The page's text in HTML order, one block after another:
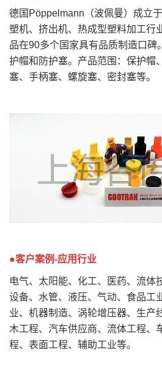
德国 Pöppelmann（波佩曼） 成立于
塑机、挤出机、热成型塑料加工行
品在90多个国家具有品质制造口碑
护帽和防护塞。产品范围：保护帽
塞、手柄塞、螺旋塞、密封塞等。
●客户案例-应用行业
电气、太阳能、化工、医药、流体
设备、水管、液压、气动、食品工
业、机器制造、涡轮增压器、生产
木工程、汽车供应商、流体工程、
程、表面工程、辅助工业等。